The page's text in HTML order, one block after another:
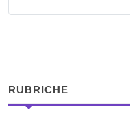
RUBRICHE